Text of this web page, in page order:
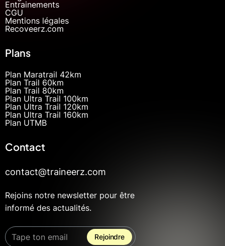
Entrainements
CGU
Mentions légales
Recoveerz.com
Plans
Plan Maratrail 42km
Plan Trail 60km
Plan Trail 80km
Plan Ultra Trail 100km
Plan Ultra Trail 120km
Plan Ultra Trail 160km
Plan UTMB
Contact
contact@traineerz.com
Rejoins notre newsletter pour être
informé des actualités.